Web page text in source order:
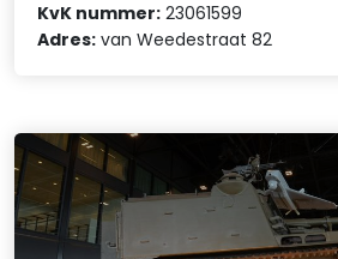
KvK nummer: 23061599
Adres: van Weedestraat 82